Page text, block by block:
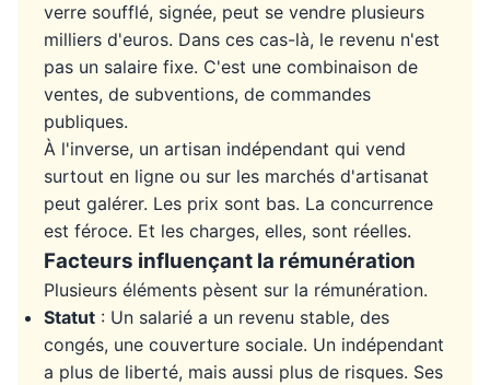
verre soufflé, signée, peut se vendre plusieurs
milliers d'euros. Dans ces cas-là, le revenu n'est
pas un salaire fixe. C'est une combinaison de
ventes, de subventions, de commandes
publiques.
À l'inverse, un artisan indépendant qui vend
surtout en ligne ou sur les marchés d'artisanat
peut galérer. Les prix sont bas. La concurrence
est féroce. Et les charges, elles, sont réelles.
Facteurs influençant la rémunération
Plusieurs éléments pèsent sur la rémunération.
Statut : Un salarié a un revenu stable, des
congés, une couverture sociale. Un indépendant
a plus de liberté, mais aussi plus de risques. Ses